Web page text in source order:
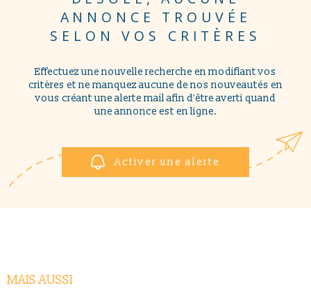
NOUS
ANNONCE TROUVÉE
SELON VOS CRITÈRES
Effectuez une nouvelle recherche en modifiant vos
critères et ne manquez aucune de nos nouveautés en
vous créant une alerte mail afin d'être averti quand
une annonce est en ligne.
Activer une alerte
MAIS AUSSI
Pièces
PIÈCES
RÉFÉRENCE
PLUS DE CRITÈRES